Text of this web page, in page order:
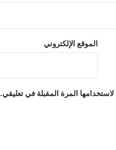
الموقع الإلكتروني
المرة المقبلة في تعليقي.